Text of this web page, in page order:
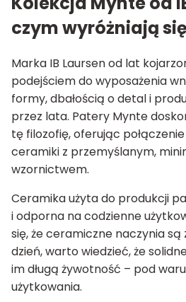
czym wyróżniają
Marka IB Laursen od lat
podejściem do wyposażenia
formy, dbałością o detal i
przez lata. Patery Mynte
tę filozofię, oferując
ceramiki z przemyślanym,
wzornictwem.
Ceramika użyta do produkcji
i odporna na codzienne
się, że ceramiczne naczynia
dzień, warto wiedzieć, że
im długą żywotność – pod
użytkowania.